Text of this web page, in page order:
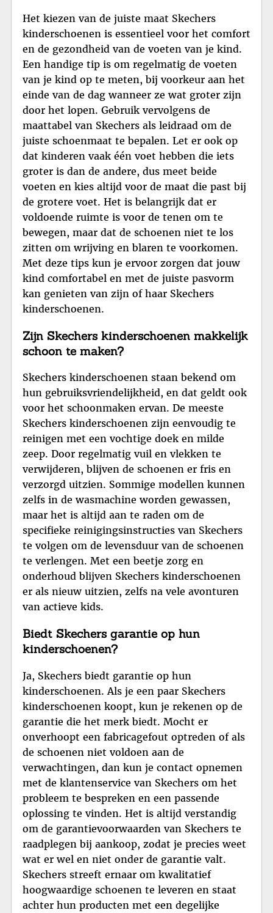
Het kiezen van de juiste maat Skechers
kinderschoenen is essentieel voor het comfort
en de gezondheid van de voeten van je kind.
Een handige tip is om regelmatig de voeten
van je kind op te meten, bij voorkeur aan het
einde van de dag wanneer ze wat groter zijn
door het lopen. Gebruik vervolgens de
maattabel van Skechers als leidraad om de
juiste schoenmaat te bepalen. Let er ook op
dat kinderen vaak één voet hebben die iets
groter is dan de andere, dus meet beide
voeten en kies altijd voor de maat die past bij
de grotere voet. Het is belangrijk dat er
voldoende ruimte is voor de tenen om te
bewegen, maar dat de schoenen niet te los
zitten om wrijving en blaren te voorkomen.
Met deze tips kun je ervoor zorgen dat jouw
kind comfortabel en met de juiste pasvorm
kan genieten van zijn of haar Skechers
kinderschoenen.
Zijn Skechers kinderschoenen makkelijk
schoon te maken?
Skechers kinderschoenen staan bekend om
hun gebruiksvriendelijkheid, en dat geldt ook
voor het schoonmaken ervan. De meeste
Skechers kinderschoenen zijn eenvoudig te
reinigen met een vochtige doek en milde
zeep. Door regelmatig vuil en vlekken te
verwijderen, blijven de schoenen er fris en
verzorgd uitzien. Sommige modellen kunnen
zelfs in de wasmachine worden gewassen,
maar het is altijd aan te raden om de
specifieke reinigingsinstructies van Skechers
te volgen om de levensduur van de schoenen
te verlengen. Met een beetje zorg en
onderhoud blijven Skechers kinderschoenen
er als nieuw uitzien, zelfs na vele avonturen
van actieve kids.
Biedt Skechers garantie op hun
kinderschoenen?
Ja, Skechers biedt garantie op hun
kinderschoenen. Als je een paar Skechers
kinderschoenen koopt, kun je rekenen op de
garantie die het merk biedt. Mocht er
onverhoopt een fabricagefout optreden of als
de schoenen niet voldoen aan de
verwachtingen, dan kun je contact opnemen
met de klantenservice van Skechers om het
probleem te bespreken en een passende
oplossing te vinden. Het is altijd verstandig
om de garantievoorwaarden van Skechers te
raadplegen bij aankoop, zodat je precies weet
wat er wel en niet onder de garantie valt.
Skechers streeft ernaar om kwalitatief
hoogwaardige schoenen te leveren en staat
achter hun producten met een degelijke